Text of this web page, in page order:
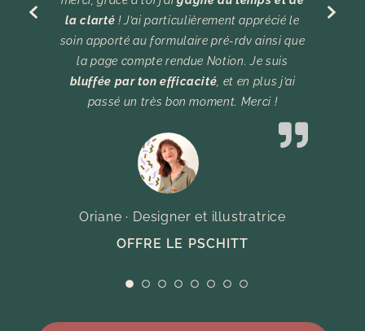
la clarté ! J’ai particulièrement apprécié le
soin apporté au formulaire pré-rdv ainsi que
la page compte rendue Notion. Je suis
bluffée par ton efficacité , et en plus j’ai
passé un très bon moment. Merci !
Oriane · Designer et illustratrice
OFFRE LE PSCHITT